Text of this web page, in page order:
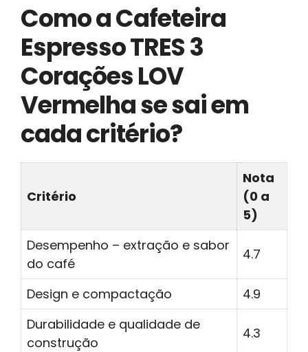
Como a Cafeteira
Espresso TRES 3
Corações LOV
Vermelha se sai em
cada critério?
Critério
Nota
(0 a
5)
Desempenho – extração e sabor
do café
4.7
Design e compactação
4.9
Durabilidade e qualidade de
construção
4.3